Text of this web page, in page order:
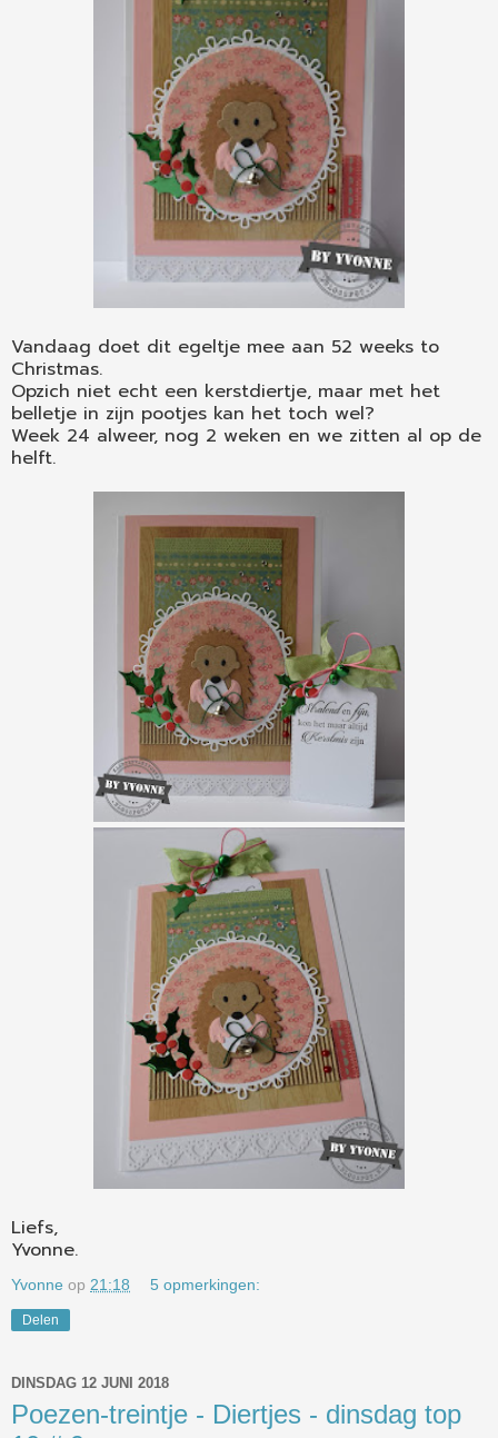
Vandaag doet dit egeltje mee aan 52 weeks to
Christmas.
Opzich niet echt een kerstdiertje, maar met het
belletje in zijn pootjes kan het toch wel?
Week 24 alweer, nog 2 weken en we zitten al op de
helft.
Liefs,
Yvonne.
Yvonne op 21:18 5 opmerkingen:
Delen
DINSDAG 12 JUNI 2018
Poezen-treintje - Diertjes - dinsdag top